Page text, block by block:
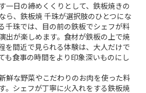
一日の締めくくりとして、鉄板焼きの
ら、 鉄板焼 千珠が選択肢のひとつにな
千珠では、目の前の鉄板でシェフが料
出が楽しめます。食材が鉄板の上で焼
を間近で見られる体験は、大人だけで
も食事の時間をより印象深いものにし
鮮な野菜やこだわりのお肉を使った料
。シェフが丁寧に火入れをする鉄板焼